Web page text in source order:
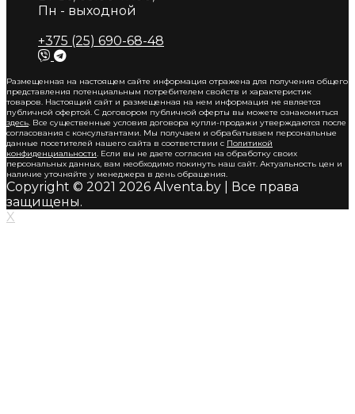
Пн - выходной
+375 (25) 690-68-48
Размещенная на настоящем сайте информация отражена для получения общего
представления потенциальным потребителем свойств и характеристик
товаров. Настоящий сайт и размещенная на нем информация не является
публичной офертой. С договором публичной оферты вы можете ознакомиться
здесь. Все существенные условия договора купли-продажи утверждаются после
согласования с консультантами. Мы получаем и обрабатываем персональные
данные посетителей нашего сайта в соответствии с Политикой
конфиденциальности. Если вы не даете согласия на обработку своих
персональных данных, вам необходимо покинуть наш сайт. Актуальность цен и
наличие уточняйте у менеджера в день обращения.
Copyright © 2021 2026 Alventa.by | Все права
защищены.
X